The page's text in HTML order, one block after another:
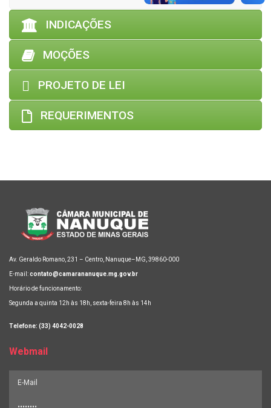
INDICAÇÕES
MOÇÕES
PROJETO DE LEI
REQUERIMENTOS
Av. Geraldo Romano, 231 – Centro, Nanuque–MG, 39860-000
E-mail:contato@camarananuque.mg.gov.br
Horário de funcionamento:
Segunda a quinta 12h às 18h, sexta-feira 8h às 14h
Telefone: (33) 4042-0028
Webmail